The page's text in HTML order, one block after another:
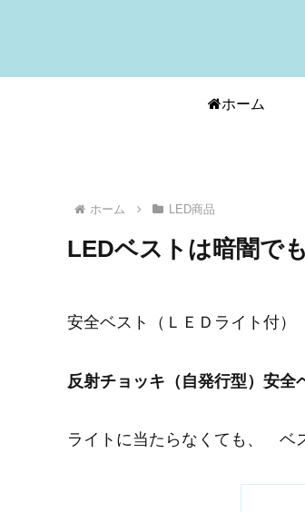
ホーム
ホーム LED商品
LEDベストは暗闇で
安全ベスト（ＬＥＤライト付）
反射チョッキ（自発行型）安全
ライトに当たらなくても、 ベ